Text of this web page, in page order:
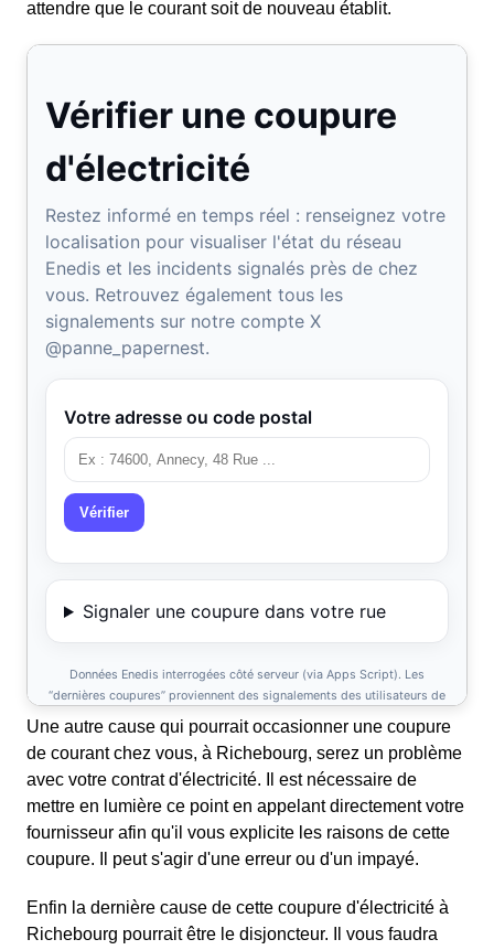
attendre que le courant soit de nouveau établit.
Une autre cause qui pourrait occasionner une coupure
de courant chez vous, à Richebourg, serez un problème
avec votre contrat d'électricité. Il est nécessaire de
mettre en lumière ce point en appelant directement votre
fournisseur afin qu'il vous explicite les raisons de cette
coupure. Il peut s'agir d'une erreur ou d'un impayé.
Enfin la dernière cause de cette coupure d'électricité à
Richebourg pourrait être le disjoncteur. Il vous faudra